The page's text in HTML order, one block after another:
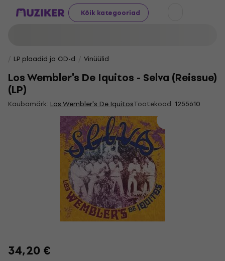
Kõik kategooriad
LP plaadid ja CD-d Vinüülid
Los Wembler's De Iquitos - Selva (Reissue)
(LP)
Kaubamärk: Los Wembler's De IquitosTootekood: 1255610
34,20 €